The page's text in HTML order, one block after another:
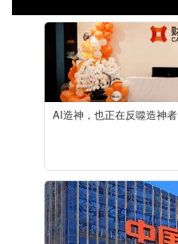
AI造神，也正在反噬造神者